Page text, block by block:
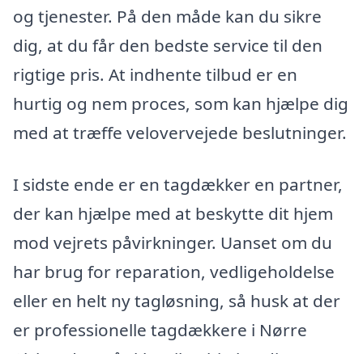
og tjenester. På den måde kan du sikre
dig, at du får den bedste service til den
rigtige pris. At indhente tilbud er en
hurtig og nem proces, som kan hjælpe dig
med at træffe velovervejede beslutninger.
I sidste ende er en tagdækker en partner,
der kan hjælpe med at beskytte dit hjem
mod vejrets påvirkninger. Uanset om du
har brug for reparation, vedligeholdelse
eller en helt ny tagløsning, så husk at der
er professionelle tagdækkere i Nørre